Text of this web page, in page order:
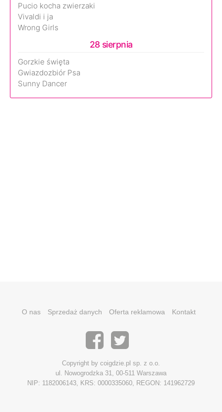
Pucio kocha zwierzaki
Vivaldi i ja
Wrong Girls
28 sierpnia
Gorzkie święta
Gwiazdozbiór Psa
Sunny Dancer
O nas Sprzedaż danych Oferta reklamowa Kontakt
Copyright by coigdzie.pl sp. z o.o.
ul. Nowogrodzka 31, 00-511 Warszawa
NIP: 1182006143, KRS: 0000335060, REGON: 141962729